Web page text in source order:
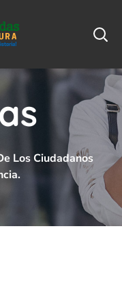
Los Ciudadanos